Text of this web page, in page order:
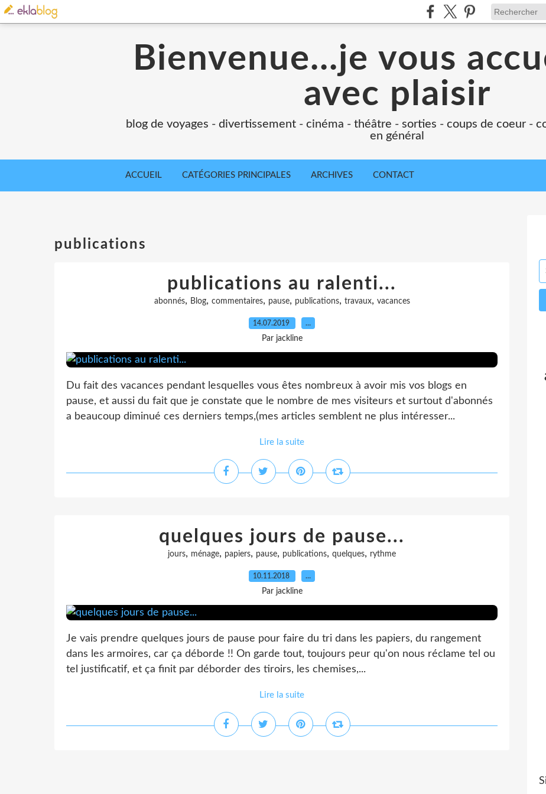
Bienvenue...je vous
avec plaisir
blog de voyages - divertissement - cinéma - théâtre - sorties - coups de coeur -
en général
ACCUEIL CATÉGORIES PRINCIPALES ARCHIVES CONTACT
publications
publications au ralenti...
abonnés, Blog, commentaires, pause, publications, travaux, vacances
14.07.2019 …
Par jackline
Du fait des vacances pendant lesquelles vous êtes nombreux à avoir mis vos blogs en
pause, et aussi du fait que je constate que le nombre de mes visiteurs et surtout d'abonnés
a beaucoup diminué ces derniers temps,(mes articles semblent ne plus intéresser...
Lire la suite
quelques jours de pause...
jours, ménage, papiers, pause, publications, quelques, rythme
10.11.2018 …
Par jackline
Je vais prendre quelques jours de pause pour faire du tri dans les papiers, du rangement
dans les armoires, car ça déborde !! On garde tout, toujours peur qu'on nous réclame tel ou
tel justificatif, et ça finit par déborder des tiroirs, les chemises,...
Lire la suite